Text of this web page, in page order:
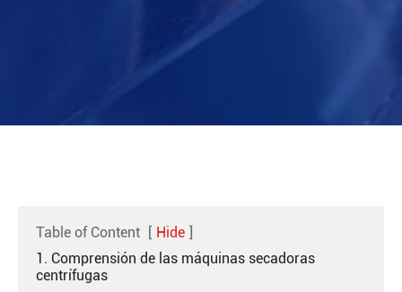
Table of Content [ Hide ]
1. Comprensión de las máquinas secadoras
centrífugas